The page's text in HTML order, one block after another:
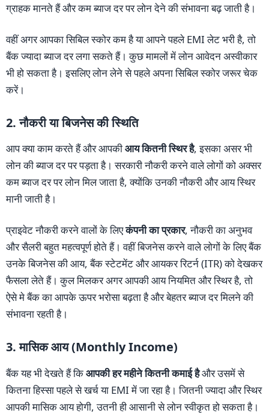
ग्राहक मानते हैं और कम ब्याज दर पर लोन देने की संभावना बढ़ जाती है।
वहीं अगर आपका सिबिल स्कोर कम है या आपने पहले EMI लेट भरी है, तो
बैंक ज्यादा ब्याज दर लगा सकते हैं। कुछ मामलों में लोन आवेदन अस्वीकार
भी हो सकता है। इसलिए लोन लेने से पहले अपना सिबिल स्कोर जरूर चेक
करें।
2. नौकरी या बिजनेस की स्थिति
आप क्या काम करते हैं और आपकीआय कितनी स्थिर है, इसका असर भी
लोन की ब्याज दर पर पड़ता है। सरकारी नौकरी करने वाले लोगों को अक्सर
कम ब्याज दर पर लोन मिल जाता है, क्योंकि उनकी नौकरी और आय स्थिर
मानी जाती है।
प्राइवेट नौकरी करने वालों के लिएकंपनी का प्रकार, नौकरी का अनुभव
और सैलरी बहुत महत्वपूर्ण होते हैं। वहीं बिजनेस करने वाले लोगों के लिए बैंक
उनके बिजनेस की आय, बैंक स्टेटमेंट और आयकर रिटर्न (ITR) को देखकर
फैसला लेते हैं। कुल मिलकर अगर आपकी आय नियमित और स्थिर है, तो
ऐसे मे बैंक का आपके ऊपर भरोसा बढ़ता है और बेहतर ब्याज दर मिलने की
संभावना रहती है।
3. मासिक आय (Monthly Income)
बैंक यह भी देखते हैं किआपकी हर महीने कितनी कमाई हैऔर उसमें से
कितना हिस्सा पहले से खर्च या EMI में जा रहा है। जितनी ज्यादा और स्थिर
आपकी मासिक आय होगी, उतनी ही आसानी से लोन स्वीकृत हो सकता है।